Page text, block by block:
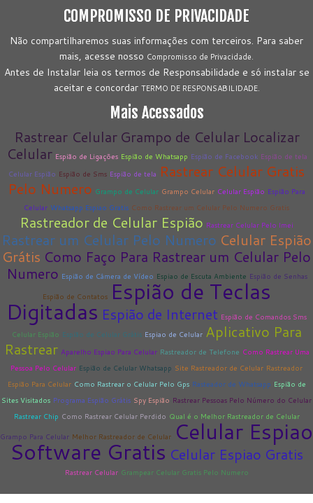
COMPROMISSO DE PRIVACIDADE
Não compartilharemos suas informações com terceiros. Para saber
mais, acesse nosso Compromisso de Privacidade.
Antes de Instalar leia os termos de Responsabilidade e só instalar se
aceitar e concordar TERMO DE RESPONSABILIDADE.
Mais Acessados
Rastrear Celular Grampo de Celular Localizar
Celular Espião de Ligações Espião de Whatsapp Espião de Facebook Espião de tela
Celular Espião Espião de Sms Espião de tela Rastrear Celular Gratis
Pelo Numero Grampo de Celular Grampo Celular Celular Espião Espião Para
Celular Whatsapp Espiao Gratis Como Rastrear um Celular Pelo Numero Gratis
Rastreador de Celular Espião Rastrear Celular Pelo Imei
Rastrear um Celular Pelo Numero Celular Espião
Grátis Como Faço Para Rastrear um Celular Pelo
Numero Espião de Câmera de Vídeo Espiao de Escuta Ambiente Espião de Senhas
Espião de Contatos Espião de Teclas
Digitadas Espião de Internet Espião de Comandos Sms
Celular Espião Espião de Celular Grátis Espiao de Celular Aplicativo Para
Rastrear Aparelho Espiao Para Celular Rastreador de Telefone Como Rastrear Uma
Pessoa Pelo Celular Espião de Celular Whatsapp Site Rastreador de Celular Rastreador
Espião Para Celular Como Rastrear o Celular Pelo Gps Rasteador de Whatsapp Espião de
Sites Visitados Programa Espião Grátis Spy Espião Rastrear Pessoas Pelo Número do Celular
Rastrear Chip Como Rastrear Celular Perdido Qual é o Melhor Rastreador de Celular
Grampo Para Celular Melhor Rastreador de Celular Celular Espiao
Software Gratis Celular Espiao Gratis
Rastrear Celular Grampear Celular Gratis Pelo Numero